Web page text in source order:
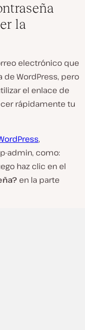
la
electrónico que
WordPress, pero
el enlace de
rápidamente tu
,
admin, como:
haz clic en el
en la parte